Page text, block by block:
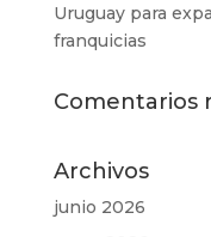
Uruguay para
franquicias
Comentarios
Archivos
junio 2026